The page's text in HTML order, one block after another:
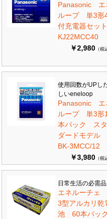
Panasonic エ
ループ 単3形
付充電器セッ
KJ22MCC40
￥2,980 （税
使用回数がUPし
しいeneloop
Panasonic エ
ループ 単3形
本パック ス
ダードモデル
BK-3MCC/12
￥3,980 （税
日常生活の必需
エネルーチェ
3型アルカリ乾
池 60本パ